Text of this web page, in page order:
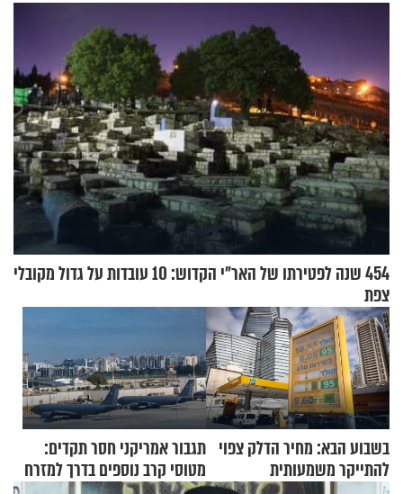
454 שנה לפטירתו של האר"י הקדוש: 10 עובדות על גדול מקובלי
צפת
בשבוע הבא: מחיר הדלק צפוי
להתייקר משמעותית
תגבור אמריקני חסר תקדים:
מטוסי קרב נוספים בדרך למזרח